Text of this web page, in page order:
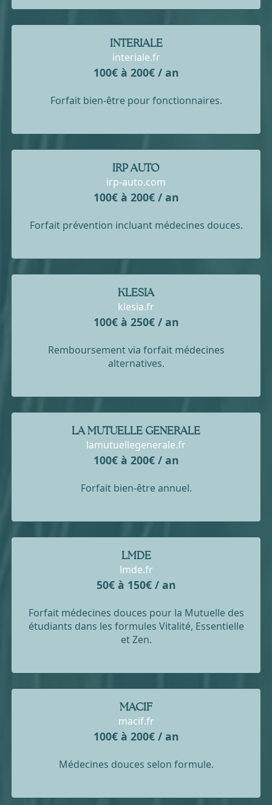
INTERIALE
interiale.fr
100€ à 200€ / an
Forfait bien-être pour fonctionnaires.
IRP AUTO
irp-auto.com
100€ à 200€ / an
Forfait prévention incluant médecines douces.
KLESIA
klesia.fr
100€ à 250€ / an
Remboursement via forfait médecines
alternatives.
LA MUTUELLE GENERALE
lamutuellegenerale.fr
100€ à 200€ / an
Forfait bien-être annuel.
LMDE
lmde.fr
50€ à 150€ / an
Forfait médecines douces pour la Mutuelle des
étudiants dans les formules Vitalité, Essentielle
et Zen.
MACIF
macif.fr
100€ à 200€ / an
Médecines douces selon formule.